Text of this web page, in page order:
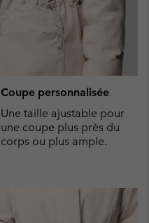
Coupe personnalisée
Une taille ajustable pour
une coupe plus près du
corps ou plus ample.